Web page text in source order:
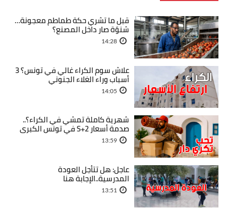
قبل ما تشري حكة طماطم معجونة…
شنوّة صار داخل المصنع؟
14:28
علاش سوم الكراء غالي في تونس؟ 3
أسباب وراء الغلاء الجنوني
14:05
شهرية كاملة تمشي في الكراء؟..
صدمة أسعار S+2 في تونس الكبرى
13:59
عاجل: هل تتأجل العودة
المدرسية..الإجابة هنا
13:51